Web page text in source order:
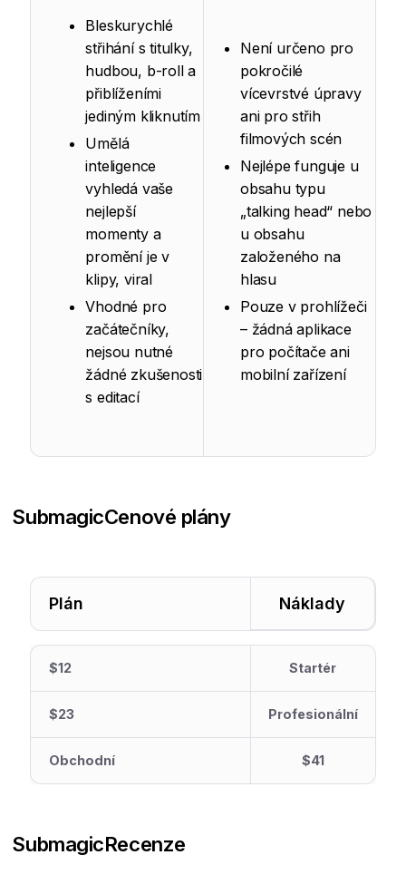
Bleskurychlé
střihání s titulky,
hudbou, b-roll a
přiblíženími
jediným kliknutím
Umělá
inteligence
vyhledá vaše
nejlepší
momenty a
promění je v
klipy, viral
Vhodné pro
začátečníky,
nejsou nutné
žádné zkušenosti
s editací
Není určeno pro
pokročilé
vícevrstvé úpravy
ani pro střih
filmových scén
Nejlépe funguje u
obsahu typu
„talking head“ nebo
u obsahu
založeného na
hlasu
Pouze v prohlížeči
– žádná aplikace
pro počítače ani
mobilní zařízení
SubmagicCenové plány
Plán Náklady
$12 Startér
$23 Profesionální
Obchodní $41
SubmagicRecenze